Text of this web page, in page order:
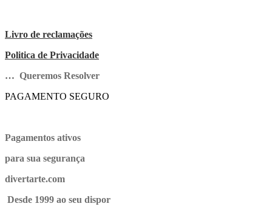
Livro de reclamações
Politica de Privacidade
… Queremos Resolver
PAGAMENTO SEGURO
Pagamentos ativos
para sua segurança
divertarte.com
Desde 1999 ao seu dispor